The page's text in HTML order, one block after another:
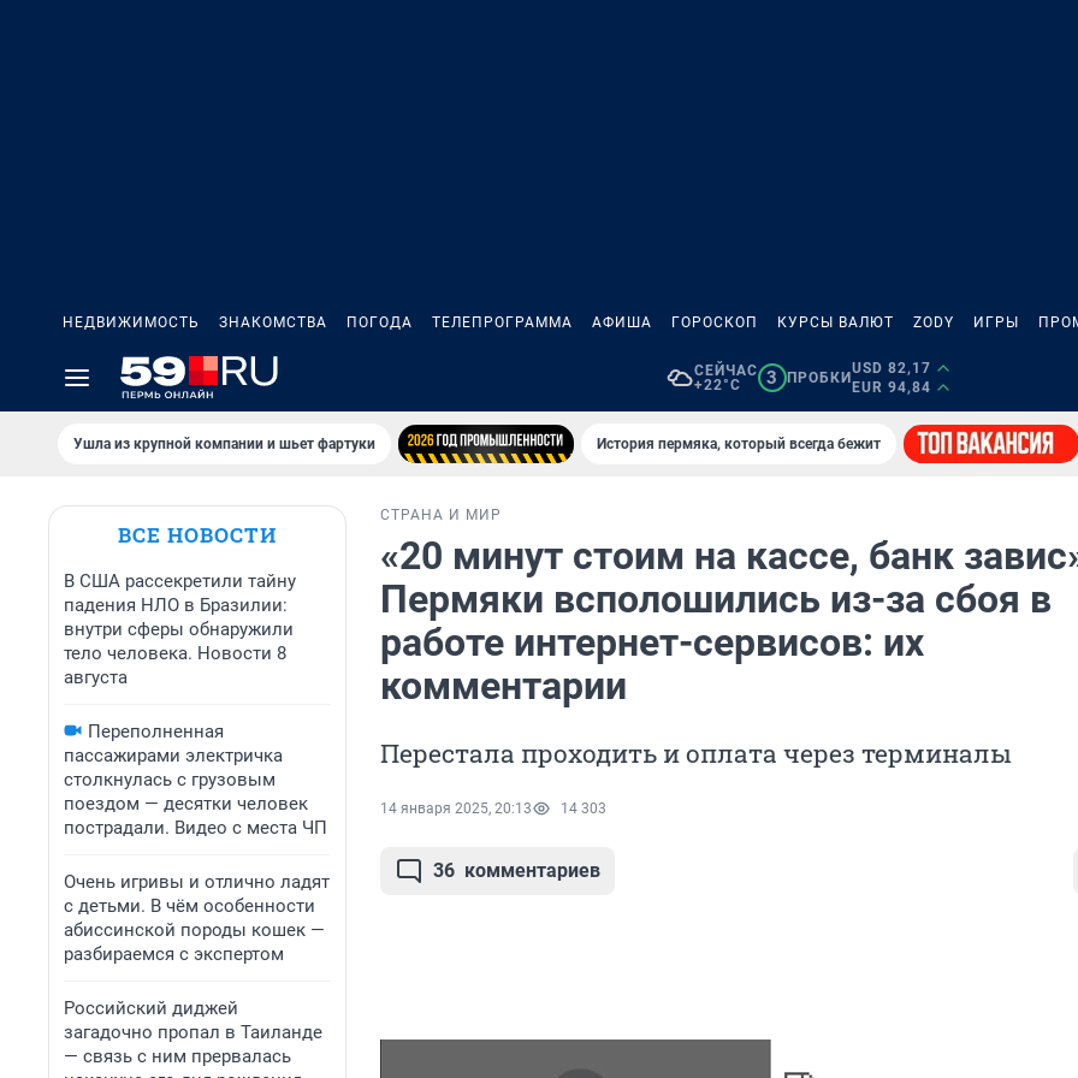
НЕДВИЖИМОСТЬ ЗНАКОМСТВА ПОГОДА ТЕЛЕПРОГРАММА АФИША ГОРОСКОП КУРСЫ ВАЛЮТ ZODY ИГРЫ
СЕЙЧАС
+22°C
3 ПРОБКИ
USD 82,17
EUR 94,84
Ушла из крупной компании и шьет фартуки История пермяка, который всегда бежит
ВСЕ НОВОСТИ
В США рассекретили тайну
падения НЛО в Бразилии:
внутри сферы обнаружили
тело человека. Новости 8
августа
Переполненная
пассажирами электричка
столкнулась с грузовым
поездом — десятки человек
пострадали. Видео с места ЧП
Очень игривы и отлично ладят
с детьми. В чём особенности
абиссинской породы кошек —
разбираемся с экспертом
Российский диджей
загадочно пропал в Таиланде
— связь с ним прервалась
СТРАНА И МИР
«20 минут стоим на кассе, банк
Пермяки всполошились из-за сбоя в
работе интернет-сервисов: их
комментарии
Перестала проходить и оплата через терминалы
14 января 2025, 20:13 14 303
36 комментариев